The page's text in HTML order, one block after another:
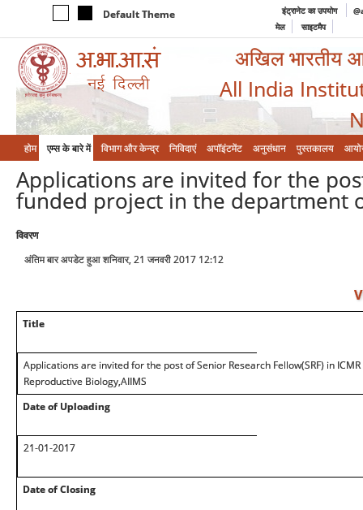
Default Theme इंट्रानेट का उपयोग
मेल
साइटमैप
अखिल भारतीय
All India
होम एम्‍स के बारे में विभाग और केन्‍द्र निविदाएं अपॉइंटमेंट अनुसंधान पुस्तकालय
Applications are invited for the
funded project in the department
विवरण
अंतिम बार अपडेट हुआ शनिवार, 21 जनवरी 2017 12:12
Title
Applications are invited for the post of Senior Research Fellow(SRF) in
Reproductive Biology,AIIMS
Date of Uploading
21-01-2017
Date of Closing